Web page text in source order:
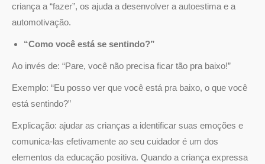
criança a “fazer”, os ajuda a desenvolver a autoestima e a
automotivação.
“Como você está se sentindo?”
Ao invés de: “Pare, você não precisa ficar tão pra baixo!”
Exemplo: “Eu posso ver que você está pra baixo, o que você
está sentindo?”
Explicação: ajudar as crianças a identificar suas emoções e
comunica-las efetivamente ao seu cuidador é um dos
elementos da educação positiva. Quando a criança expressa